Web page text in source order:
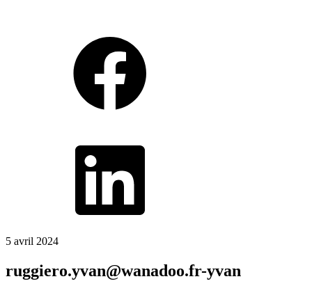
5 avril 2024
ruggiero.yvan@wanadoo.fr-yvan